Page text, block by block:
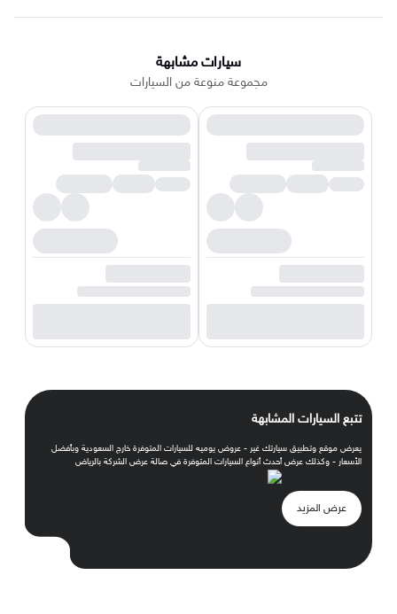
سيارات مشابهة
مجموعة منوعة من السيارات
تتبع السيارات المشابهة
يعرض موقع وتطبيق سيارتك غير - عروض يوميه للسيارات المتوفرة خارج السعودية وبأفضل
الأسعار - وكذلك عرض أحدث أنواع السيارات المتوفرة في صالة عرض الشركة بالرياض
عرض المزيد